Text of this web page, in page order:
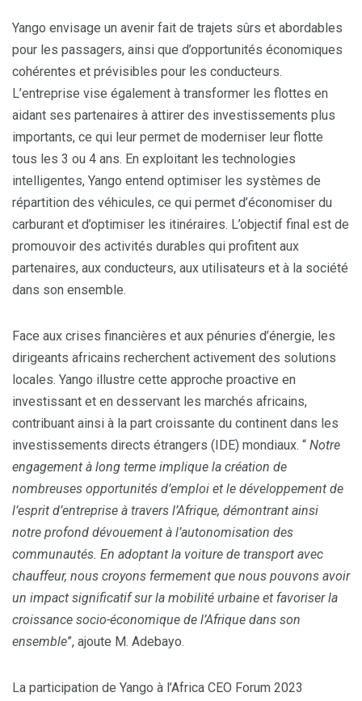
Yango envisage un avenir fait de trajets sûrs et abordables
pour les passagers, ainsi que d’opportunités économiques
cohérentes et prévisibles pour les conducteurs.
L’entreprise vise également à transformer les flottes en
aidant ses partenaires à attirer des investissements plus
importants, ce qui leur permet de moderniser leur flotte
tous les 3 ou 4 ans. En exploitant les technologies
intelligentes, Yango entend optimiser les systèmes de
répartition des véhicules, ce qui permet d’économiser du
carburant et d’optimiser les itinéraires. L’objectif final est de
promouvoir des activités durables qui profitent aux
partenaires, aux conducteurs, aux utilisateurs et à la société
dans son ensemble.
Face aux crises financières et aux pénuries d’énergie, les
dirigeants africains recherchent activement des solutions
locales. Yango illustre cette approche proactive en
investissant et en desservant les marchés africains,
contribuant ainsi à la part croissante du continent dans les
investissements directs étrangers (IDE) mondiaux. “ Notre
engagement à long terme implique la création de
nombreuses opportunités d’emploi et le développement de
l’esprit d’entreprise à travers l’Afrique, démontrant ainsi
notre profond dévouement à l’autonomisation des
communautés. En adoptant la voiture de transport avec
chauffeur, nous croyons fermement que nous pouvons avoir
un impact significatif sur la mobilité urbaine et favoriser la
croissance socio-économique de l’Afrique dans son
ensemble”, ajoute M. Adebayo.
La participation de Yango à l’Africa CEO Forum 2023